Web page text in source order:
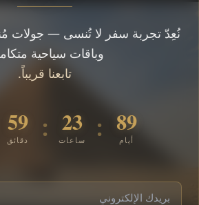
نُعِدّ تجربة سفر لا تُنسى — جولات
وباقات سياحية
تابعنا قريباً.
89
أيام :
23
ساعات :
59
دقائق